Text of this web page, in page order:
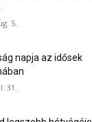
5.
napja az idősek
31.